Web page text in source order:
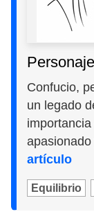
Confucio,
un legado
artículo
Equilibrio